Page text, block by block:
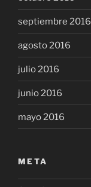
septiembre 2016
agosto 2016
julio 2016
junio 2016
mayo 2016
META